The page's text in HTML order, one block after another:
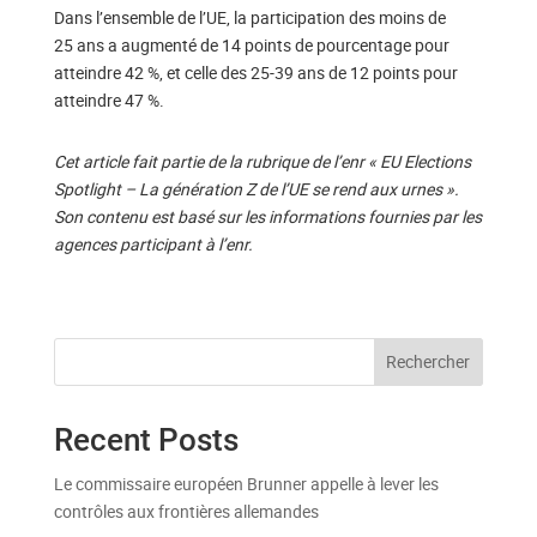
Dans l’ensemble de l’UE, la participation des moins de
25 ans a augmenté de 14 points de pourcentage pour
atteindre 42 %, et celle des 25-39 ans de 12 points pour
atteindre 47 %.
Cet article fait partie de la rubrique de l’enr « EU Elections
Spotlight – La génération Z de l’UE se rend aux urnes ».
Son contenu est basé sur les informations fournies par les
agences participant à l’enr.
Rechercher
Recent Posts
Le commissaire européen Brunner appelle à lever les
contrôles aux frontières allemandes